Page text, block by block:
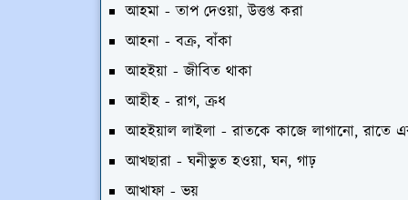
আহমা - তাপ দেওয়া, উত্তপ্ত করা
আহনা - বক্র, বাঁকা
আহইয়া - জীবিত থাকা
আহীহ - রাগ, ক্রধ
আহইয়াল লাইলা - রাতকে কাজে লাগানো, রাতে
আখছারা - ঘনীভুত হওয়া, ঘন, গাঢ়
আখাফা - ভয়